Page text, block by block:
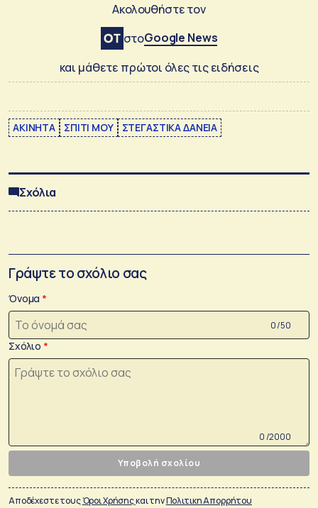
Ακολουθήστε τον
στοGoogle News
και μάθετε πρώτοι όλες τις ειδήσεις
ΑΚΙΝΗΤΑ ΣΠΙΤΙ ΜΟΥ ΣΤΕΓΑΣΤΙΚΑ ΔΑΝΕΙΑ
Σχόλια
Γράψτε το σχόλιο σας
Όνομα
0 /50
Σχόλιο
0 /2000
Υποβολή σχολίου
Αποδέχεστε τουςΌροι Χρήσηςκαι τηνΠολιτικη Απορρήτου